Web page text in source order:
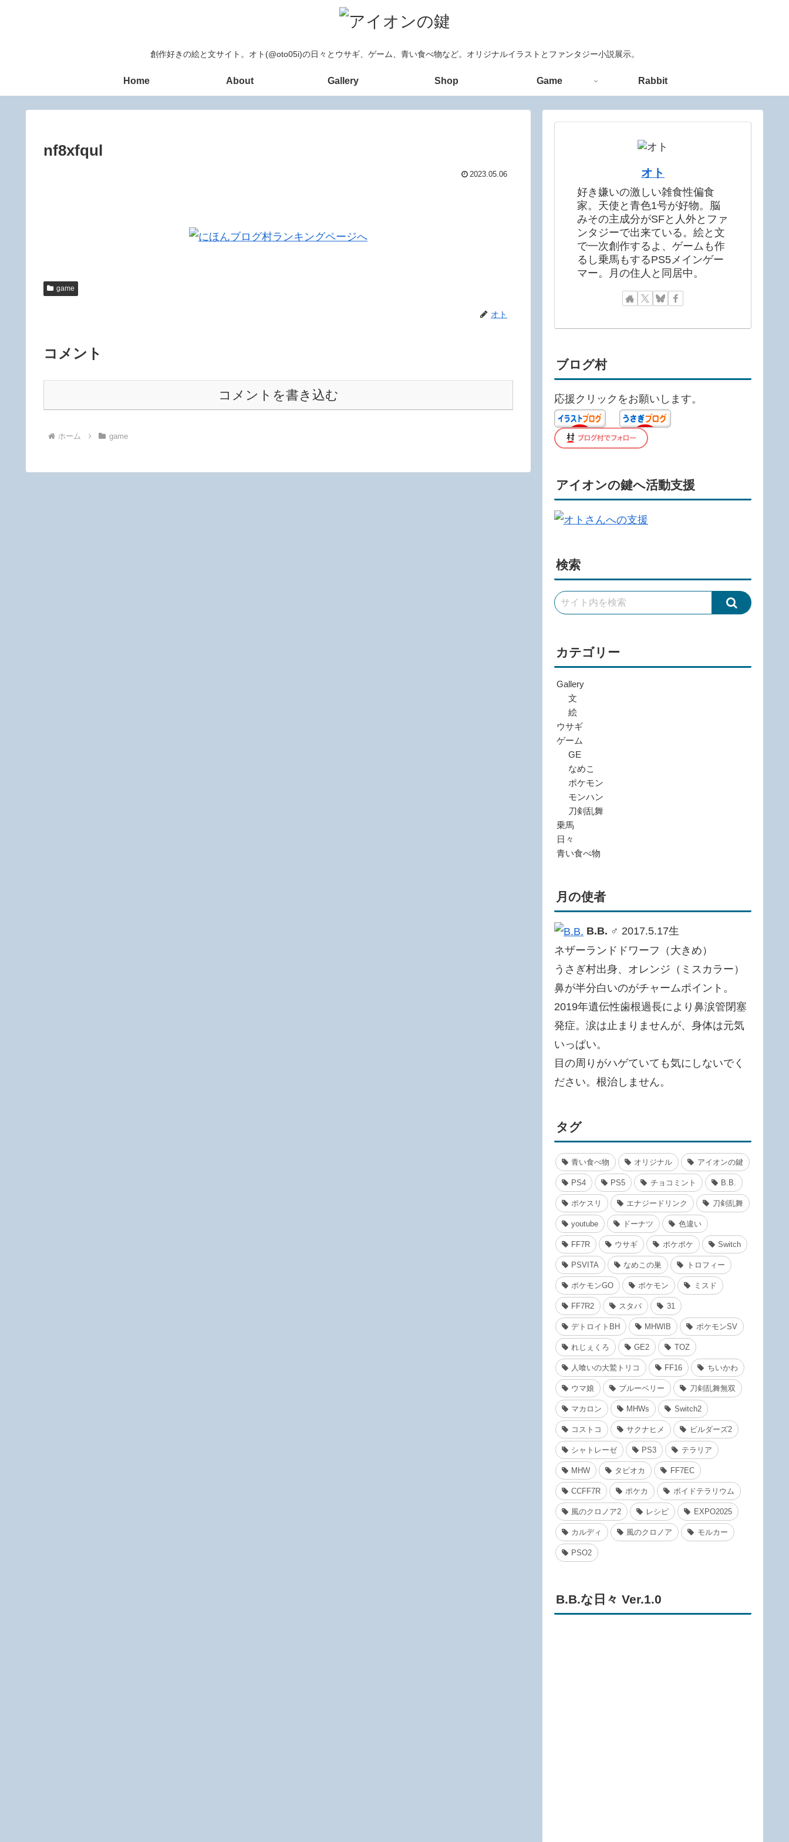
創作好きの絵と文サイト。オト(@oto05i)の日々とウサギ、ゲーム、青い食べ物など。オリジナルイラストとファンタジー小説展示。
Home About Gallery Shop Game Rabbit
nf8xfqul
2023.05.06
game
オト
コメント
コメントを書き込む
ホーム game
オト
好き嫌いの激しい雑食性偏食
家。天使と青色1号が好物。脳
みその主成分がSFと人外とファ
ンタジーで出来ている。絵と文
で一次創作するよ、ゲームも作
るし乗馬もするPS5メインゲー
マー。月の住人と同居中。
ブログ村
応援クリックをお願いします。
アイオンの鍵へ活動支援
検索
カテゴリー
Gallery
文
絵
ウサギ
ゲーム
GE
なめこ
ポケモン
モンハン
刀剣乱舞
乗馬
日々
青い食べ物
月の使者
B.B. ♂ 2017.5.17生
ネザーランドドワーフ（大きめ）
うさぎ村出身、オレンジ（ミスカラー）
鼻が半分白いのがチャームポイント。
2019年遺伝性歯根過長により鼻涙管閉塞
発症。涙は止まりませんが、身体は元気
いっぱい。
目の周りがハゲていても気にしないでく
ださい。根治しません。
タグ
青い食べ物 オリジナル アイオンの鍵
PS4 PS5 チョコミント B.B.
ポケスリ エナジードリンク 刀剣乱舞
youtube ドーナツ 色違い
FF7R ウサギ ポケポケ Switch
PSVITA なめこの巣 トロフィー
ポケモンGO ポケモン ミスド
FF7R2 スタバ 31
デトロイトBH MHWIB ポケモンSV
れじぇくろ GE2 TOZ
人喰いの大鷲トリコ FF16 ちいかわ
ウマ娘 ブルーベリー 刀剣乱舞無双
マカロン MHWs Switch2
コストコ サクナヒメ ビルダーズ2
シャトレーゼ PS3 テラリア
MHW タピオカ FF7EC
CCFF7R ポケカ ボイドテラリウム
風のクロノア2 レシピ EXPO2025
カルディ 風のクロノア モルカー
PSO2
B.B.な日々 Ver.1.0